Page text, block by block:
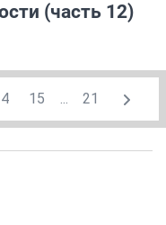
(часть 12)
15 ... 21